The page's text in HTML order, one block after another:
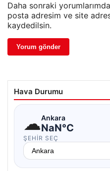
Daha sonraki
posta adresim ve site
kaydedilsin.
Hava Durumu
☁Ankara
NaN°C
ŞEHIR SEÇ